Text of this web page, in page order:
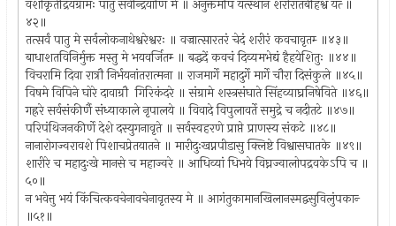
वशीकृतेंद्रियग्रामः पातु सर्वेन्द्रियाणि मे ॥ अनुक्तमपि यत्स्थान शरीरांतर्बहिश्व यत्‍ ॥
४२॥
तत्सर्वं पातु मे सर्वलोकनाथेश्वरेश्वरः ॥ वज्रात्सारतरं चेदं शरीरं कवचावृतम्‍ ॥४३॥
बाधाशतविनिर्मुक्त मस्तु मे भयवर्जितम्‍ ॥ बद्धदें कवचं दिव्यमभेद्यं हैहयेशितुः ॥४४॥
विचरामि दिवा रात्रौ निर्भयनांतरात्मना ॥ राजमार्गे महादुर्गे मार्गे चौरा दिसंकुले ॥४५॥
विषमे विपिने घोरे दावाग्रौ गिरिकंदरे ॥ संग्रामे शस्त्रसंघाते सिंहव्याघ्रनिषेविते ॥४६॥
गह्ररे सर्वसंकीर्णै संध्याकाले नृपालये ॥ विवादे विपुलावर्ते समुद्रे च नदीतटे ॥४७॥
परिपंथिजनकीर्णे देशे दस्युगनावृते ॥ सर्वस्वहरणे प्राप्ते प्राणस्य संकटे ॥४८॥
नानारोगज्वरावशे पिशाचप्रेतयातने ॥ मारीदुःखप्नपीडासु क्लिष्टे विश्वासघातके ॥४९॥
शारीरे च महादुःखे मानसे च महाज्वरे ॥ आधिव्यां धिभये विघ्नज्वालोपद्रवकेऽपि च ॥
५०॥
न भवेत्तु भयं किंचित्कवचेनावचेनावृतस्य मे ॥ आगंतुकामानखिलानस्मद्वसुविलुंपकान्‍
॥५१॥